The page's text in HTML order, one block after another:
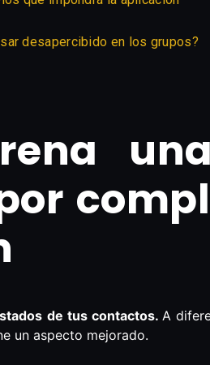
desapercibido en los grupos?
de tus contactos.A
un aspecto mejorado.